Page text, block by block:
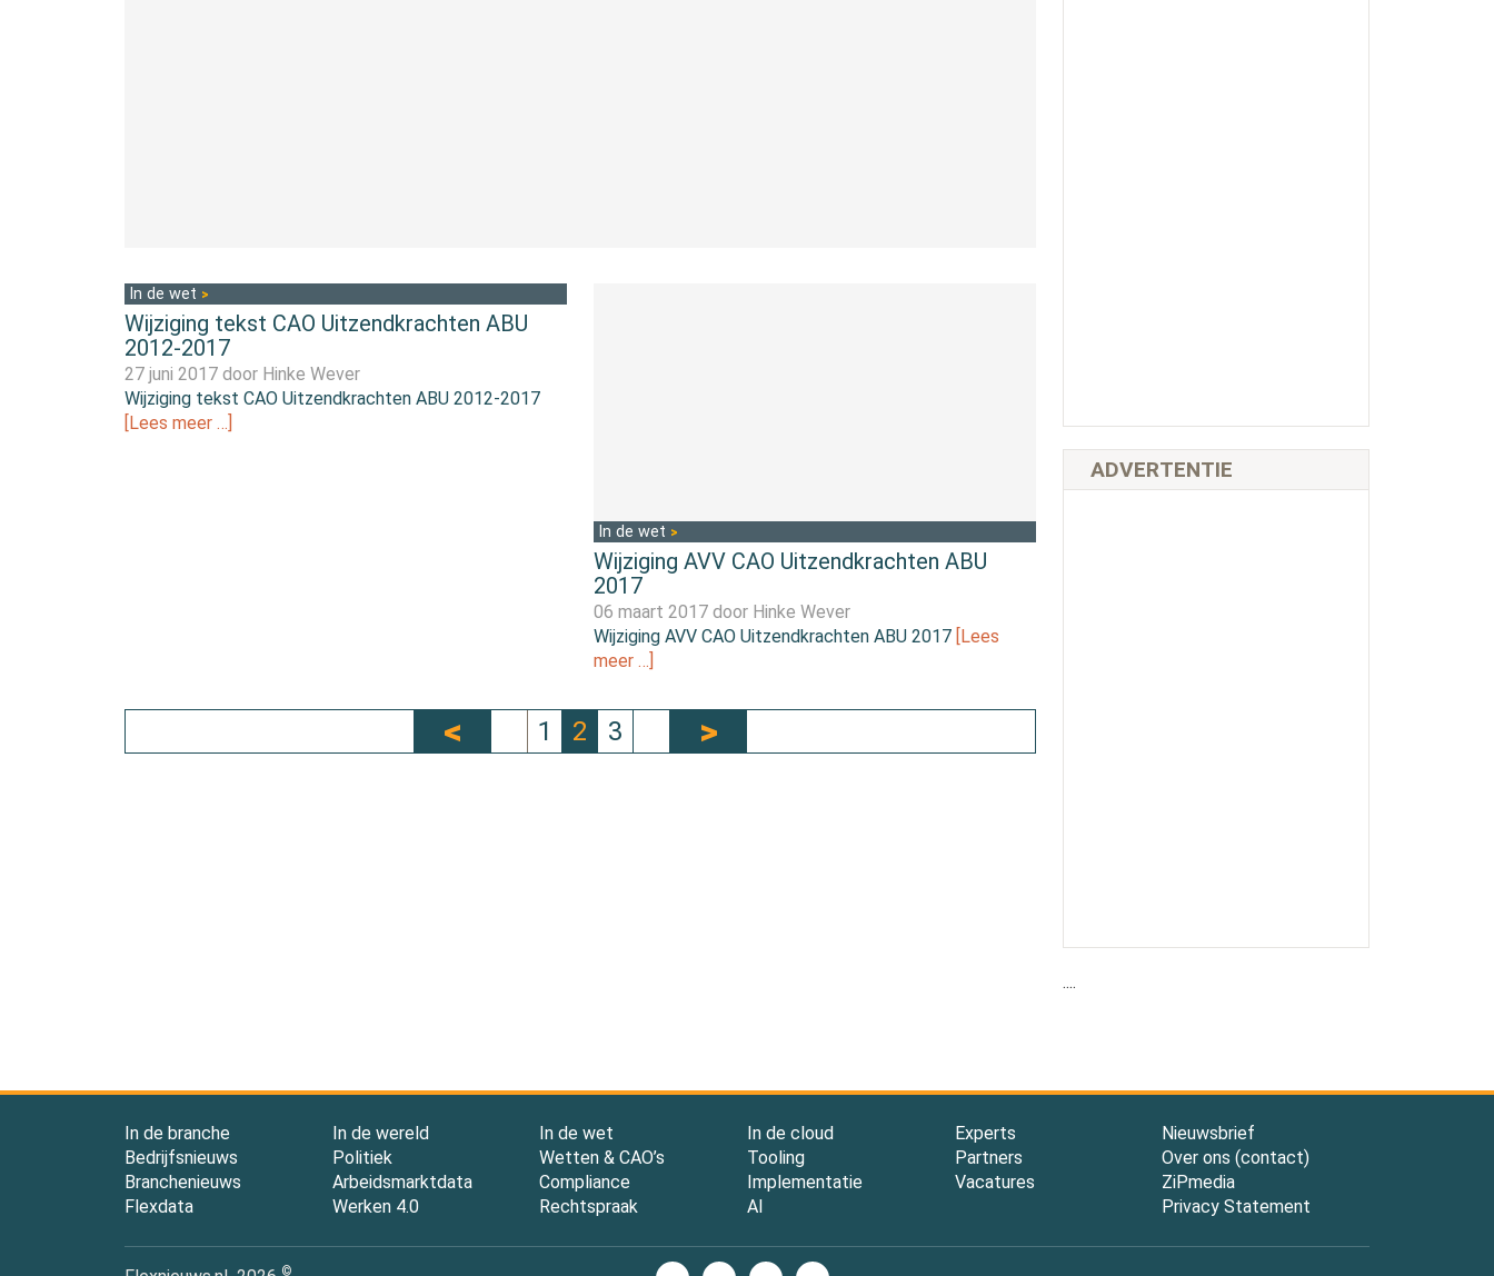
In de wet
Wijziging tekst CAO Uitzendkrachten ABU
2012-2017
27 juni 2017 door Hinke Wever
Wijziging tekst CAO Uitzendkrachten ABU 2012-2017
[Lees meer …]
In de wet
Wijziging AVV CAO Uitzendkrachten ABU
2017
06 maart 2017 door Hinke Wever
Wijziging AVV CAO Uitzendkrachten ABU 2017 [Lees
meer …]
1 2 3
ADVERTENTIE
....
In de branche
Bedrijfsnieuws
Branchenieuws
Flexdata
In de wereld
Politiek
Arbeidsmarktdata
Werken 4.0
In de wet
Wetten & CAO’s
Compliance
Rechtspraak
In de cloud
Tooling
Implementatie
AI
Experts
Partners
Vacatures
Nieuwsbrief
Over ons (contact)
ZiPmedia
Privacy Statement
©